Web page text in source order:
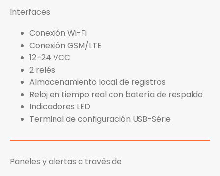
Interfaces
Conexión Wi-Fi
Conexión GSM/LTE
12–24 VCC
2 relés
Almacenamiento local de registros
Reloj en tiempo real con batería de respaldo
Indicadores LED
Terminal de configuración USB-Série
Paneles y alertas a través de